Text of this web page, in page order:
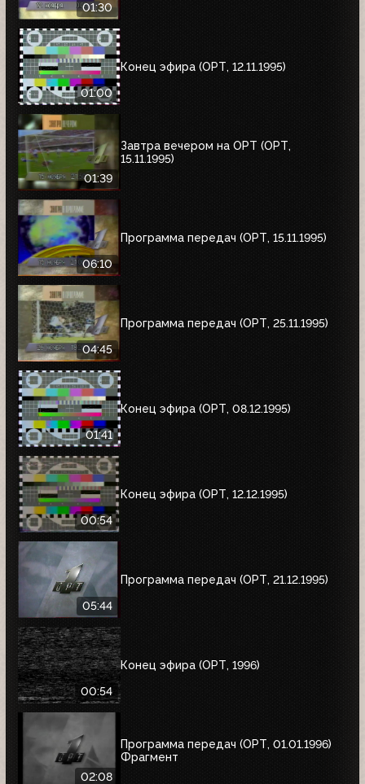
01:30
01:00
Конец эфира (ОРТ, 12.11.1995)
01:39
Завтра вечером на ОРТ (ОРТ,
15.11.1995)
06:10
Программа передач (ОРТ, 15.11.1995)
04:45
Программа передач (ОРТ, 25.11.1995)
01:41
Конец эфира (ОРТ, 08.12.1995)
00:54
Конец эфира (ОРТ, 12.12.1995)
05:44
Программа передач (ОРТ, 21.12.1995)
00:54
Конец эфира (ОРТ, 1996)
02:08
Программа передач (ОРТ, 01.01.1996)
Фрагмент